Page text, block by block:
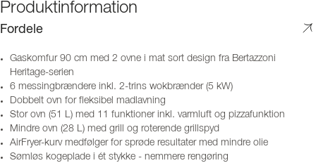
Produktinformation
Fordele
Gaskomfur 90 cm med 2 ovne i mat sort design fra Bertazzoni
Heritage-serien
6 messingbrændere inkl. 2-trins wokbrænder (5 kW)
Dobbelt ovn for fleksibel madlavning
Stor ovn (51 L) med 11 funktioner inkl. varmluft og pizzafunktion
Mindre ovn (28 L) med grill og roterende grillspyd
AirFryer-kurv medfølger for sprøde resultater med mindre olie
Sømløs kogeplade i ét stykke - nemmere rengøring